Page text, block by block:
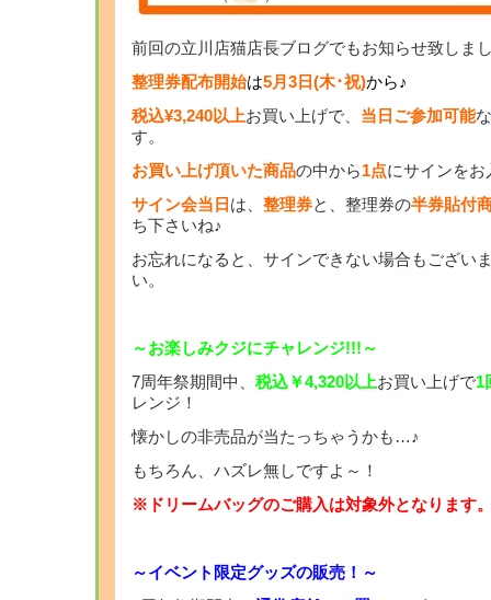
前回の立川店猫店長ブログでもお知らせ致しま
整理券配布開始は5月3日(木･祝)から♪
税込¥3,240以上お買い上げで、 当日ご参加可能
す。
お買い上げ頂いた商品の中から1点にサインを
サイン会当日 は、 整理券と、整理券の半券貼付
ち下さいね♪
お忘れになると、サインできない場合もござい
い。
～お楽しみクジにチャレンジ!!!～
7周年祭期間中、 税込￥4,320以上お買い上げで1
レンジ！
懐かしの非売品が当たっちゃうかも…♪
もちろん、ハズレ無しですよ～！
※ドリームバッグのご購入は対象外となります
～イベント限定グッズの販売！～